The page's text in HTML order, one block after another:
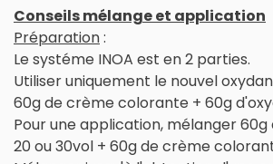
Conseils mélange et application
Préparation:
Le systéme INOA est en 2 parties.
Utiliser uniquement le nouvel
60g de crème colorante + 60g
Pour une application, mélanger
20 ou 30vol + 60g de crème